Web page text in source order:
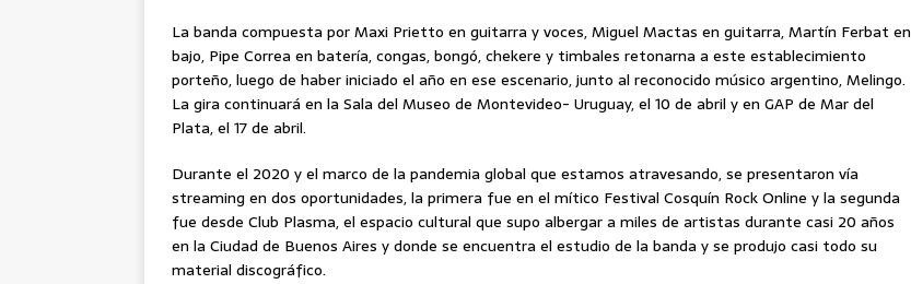
La banda compuesta por Maxi Prietto en guitarra y voces, Miguel Mactas en guitarra, Martín Ferbat en
bajo, Pipe Correa en batería, congas, bongó, chekere y timbales retonarna a este establecimiento
porteño, luego de haber iniciado el año en ese escenario, junto al reconocido músico argentino, Melingo.
La gira continuará en la Sala del Museo de Montevideo- Uruguay, el 10 de abril y en GAP de Mar del
Plata, el 17 de abril.
Durante el 2020 y el marco de la pandemia global que estamos atravesando, se presentaron vía
streaming en dos oportunidades, la primera fue en el mítico Festival Cosquín Rock Online y la segunda
fue desde Club Plasma, el espacio cultural que supo albergar a miles de artistas durante casi 20 años
en la Ciudad de Buenos Aires y donde se encuentra el estudio de la banda y se produjo casi todo su
material discográfico.